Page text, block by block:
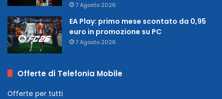
7 Agosto 2026
EA Play: primo mese scontato da 0,95
euro in promozione su PC
7 Agosto 2026
Offerte di Telefonia Mobile
Offerte per tutti